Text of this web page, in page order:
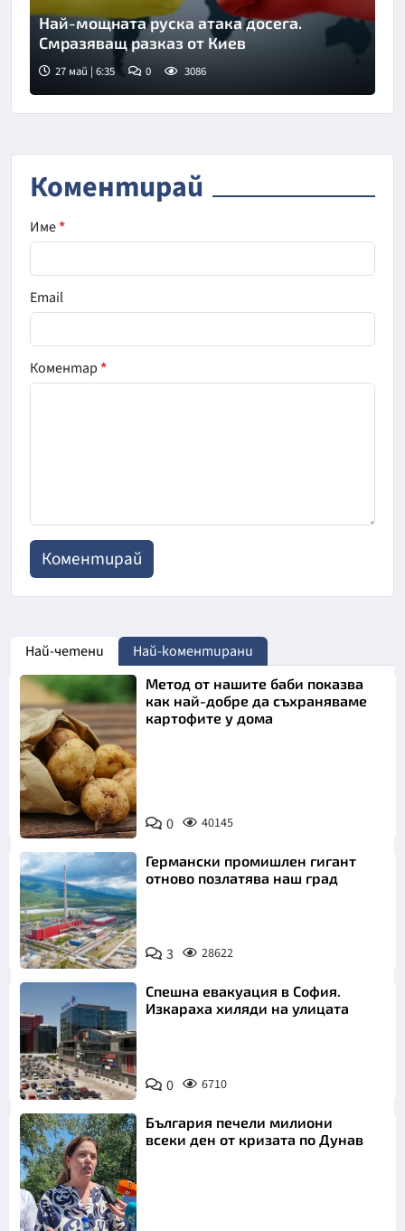
Най-мощната руска атака досега.
Смразяващ разказ от Киев
27 май | 6:35 0 3086
Коментирай
Име*
Email
Коментар*
Най-четени Най-коментирани
Снимка:
Пиксабей
Метод от нашите баби показва
как най-добре да съхраняваме
картофите у дома
0 40145
Германски промишлен гигант
отново позлатява наш град
3 28622
Спешна евакуация в София.
Изкараха хиляди на улицата
0 6710
България печели милиони
всеки ден от кризата по Дунав